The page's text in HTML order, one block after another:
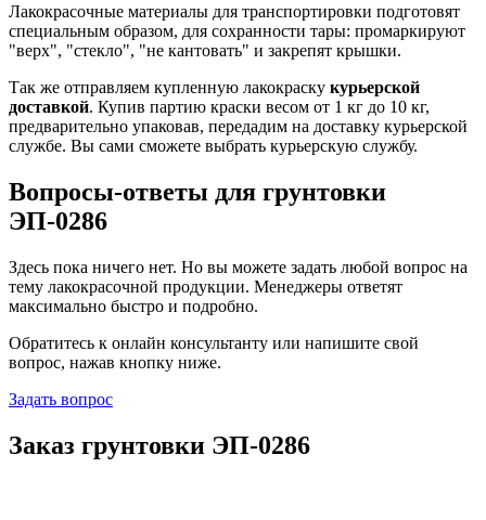
Лакокрасочные материалы для транспортировки подготовят
специальным образом, для сохранности тары: промаркируют
"верх", "стекло", "не кантовать" и закрепят крышки.
Так же отправляем купленную лакокраску курьерской
доставкой. Купив партию краски весом от 1 кг до 10 кг,
предварительно упаковав, передадим на доставку курьерской
службе. Вы сами сможете выбрать курьерскую службу.
Вопросы-ответы для грунтовки
ЭП-0286
Здесь пока ничего нет. Но вы можете задать любой вопрос на
тему лакокрасочной продукции. Менеджеры ответят
максимально быстро и подробно.
Обратитесь к онлайн консультанту или напишите свой
вопрос, нажав кнопку ниже.
Задать вопрос
Заказ грунтовки ЭП-0286